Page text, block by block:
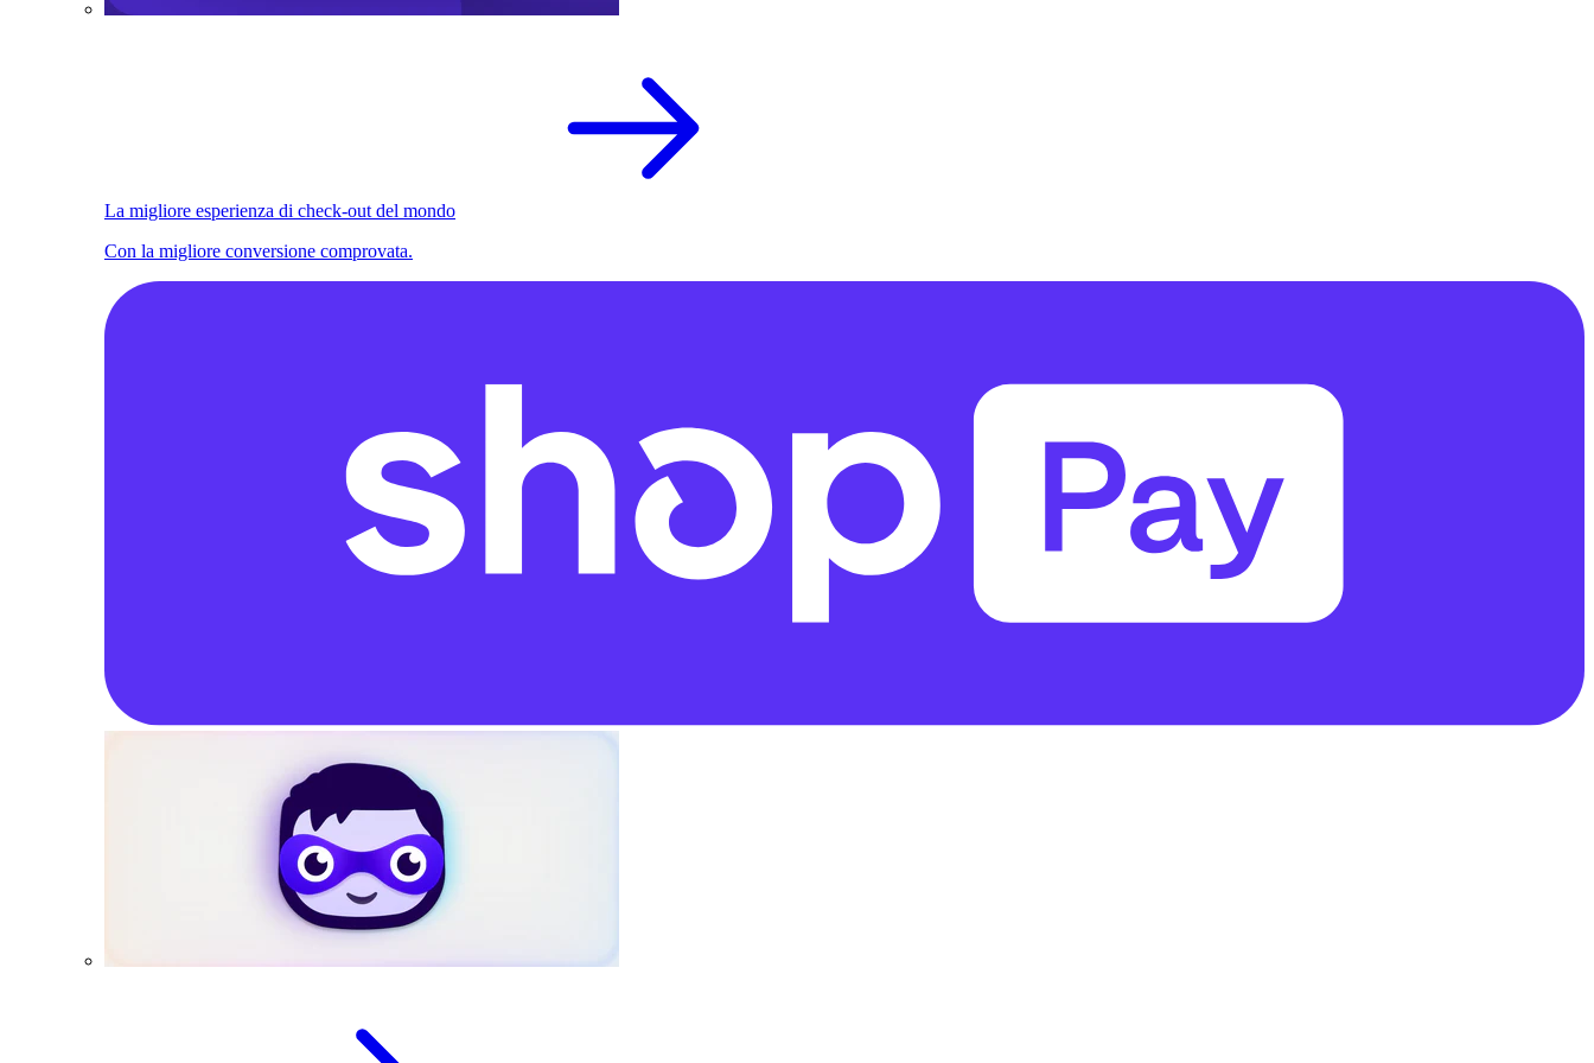
La migliore esperienza di check-out del mondo
Con la migliore conversione comprovata.